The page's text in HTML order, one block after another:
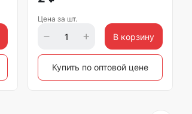
Цена за шт.
В корзину
Купить по оптовой цене